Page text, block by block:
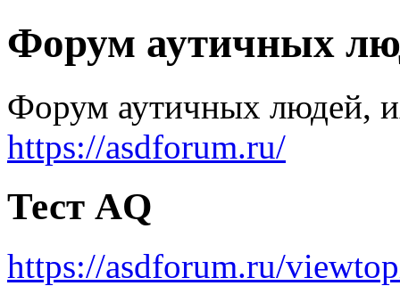
Форум аутичных
Форум аутичных людей,
https://asdforum.ru/
Тест AQ
https://asdforum.ru/